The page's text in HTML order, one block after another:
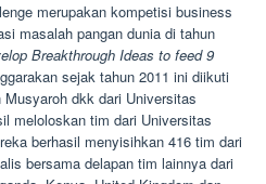
merupakan kompetisi business
masalah pangan dunia di tahun
Breakthrough Ideas to feed 9
sejak tahun 2011 ini diikuti
dkk dari Universitas
meloloskan tim dari Universitas
berhasil menyisihkan 416 tim dari
bersama delapan tim lainnya dari